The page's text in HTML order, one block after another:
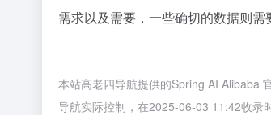
需求以及需要，一些确切的数据则
本站高老四导航提供的Spring AI Alibaba
导航实际控制，在2025-06-03 11:42收录